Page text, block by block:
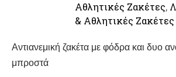
Αθλητικές Ζακέτες,
& Αθλητικές Ζακέτες
Αντιανεμική ζακέτα με φόδρα και δυο
μπροστά